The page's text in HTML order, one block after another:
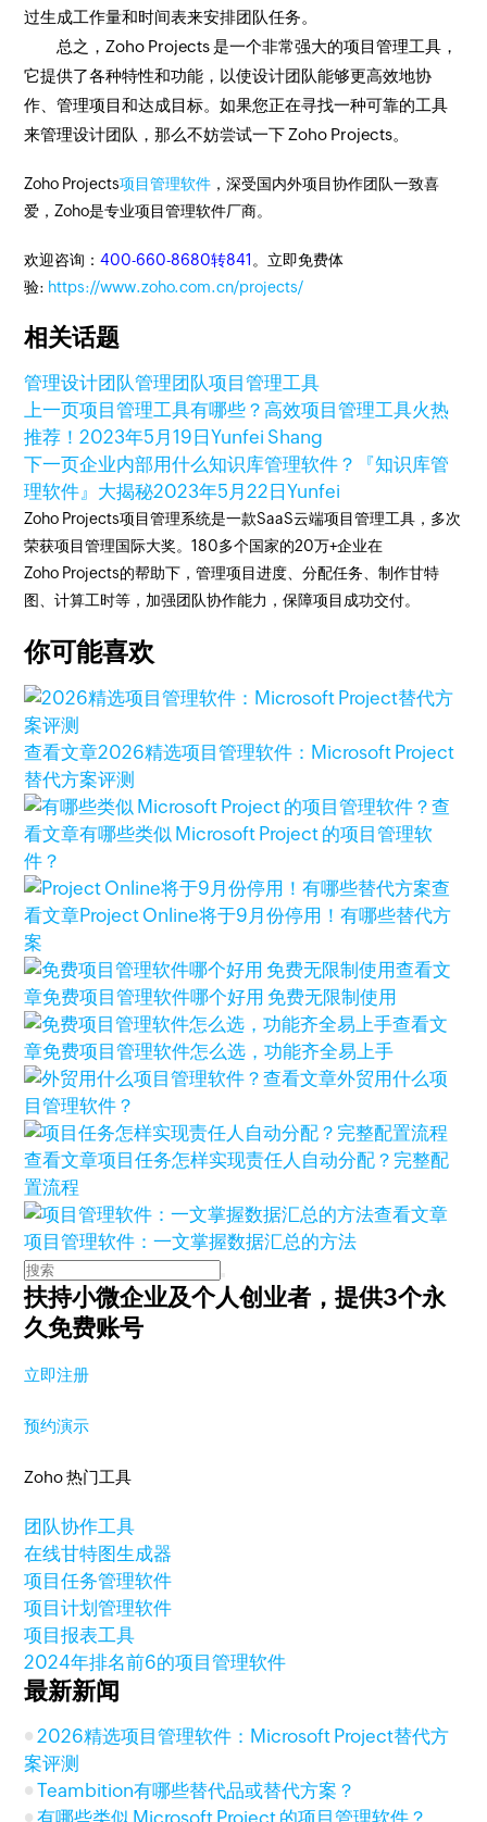
过生成工作量和时间表来安排团队任务。
总之，Zoho Projects 是一个非常强大的项目管理工具，
它提供了各种特性和功能，以使设计团队能够更高效地协
作、管理项目和达成目标。如果您正在寻找一种可靠的工具
来管理设计团队，那么不妨尝试一下 Zoho Projects。
Zoho Projects项目管理软件 ，深受国内外项目协作团队一致喜
爱，Zoho是专业项目管理软件厂商。
欢迎咨询：400-660-8680转841 。立即免费体
验: https://www.zoho.com.cn/projects/
相关话题
管理设计团队管理团队项目管理工具
上一页项目管理工具有哪些？高效项目管理工具火热
推荐！2023年5月19日Yunfei Shang
下一页企业内部用什么知识库管理软件？『知识库管
理软件』大揭秘2023年5月22日Yunfei
Zoho Projects项目管理系统是一款SaaS云端项目管理工具，多次
荣获项目管理国际大奖。180多个国家的20万+企业在
Zoho Projects的帮助下，管理项目进度、分配任务、制作甘特
图、计算工时等，加强团队协作能力，保障项目成功交付。
你可能喜欢
查看文章2026精选项目管理软件：Microsoft Project
替代方案评测
查
看文章有哪些类似 Microsoft Project 的项目管理软
件？
查
看文章Project Online将于9月份停用！有哪些替代方
案
查看文
章免费项目管理软件哪个好用 免费无限制使用
查看文
章免费项目管理软件怎么选，功能齐全易上手
查看文章外贸用什么项
目管理软件？
查看文章项目任务怎样实现责任人自动分配？完整配
置流程
查看文章
项目管理软件：一文掌握数据汇总的方法
扶持小微企业及个人创业者，提供3个永
久免费账号
立即注册
预约演示
Zoho 热门工具
团队协作工具
在线甘特图生成器
项目任务管理软件
项目计划管理软件
项目报表工具
2024年排名前6的项目管理软件
最新新闻
2026精选项目管理软件：Microsoft Project替代方
案评测
Teambition有哪些替代品或替代方案？
有哪些类似 Microsoft Project 的项目管理软件？